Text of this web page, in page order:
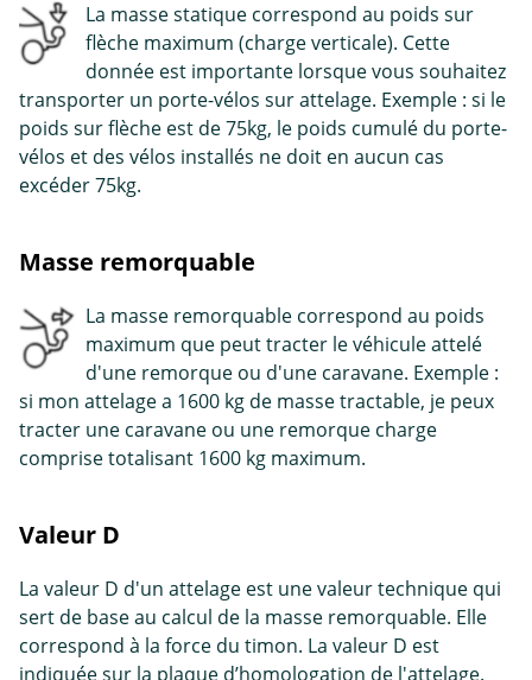
La masse statique correspond au poids sur
flèche maximum (charge verticale). Cette
donnée est importante lorsque vous souhaitez
transporter un porte-vélos sur attelage. Exemple : si le
poids sur flèche est de 75kg, le poids cumulé du porte-
vélos et des vélos installés ne doit en aucun cas
excéder 75kg.
Masse remorquable
La masse remorquable correspond au poids
maximum que peut tracter le véhicule attelé
d'une remorque ou d'une caravane. Exemple :
si mon attelage a 1600 kg de masse tractable, je peux
tracter une caravane ou une remorque charge
comprise totalisant 1600 kg maximum.
Valeur D
La valeur D d'un attelage est une valeur technique qui
sert de base au calcul de la masse remorquable. Elle
correspond à la force du timon. La valeur D est
indiquée sur la plaque d’homologation de l'attelage.